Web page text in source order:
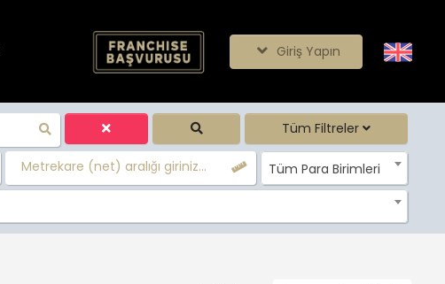
Giriş Yapın
Tüm Filtreler
Metrekare (net) aralığı giriniz... Tüm Para Birimleri